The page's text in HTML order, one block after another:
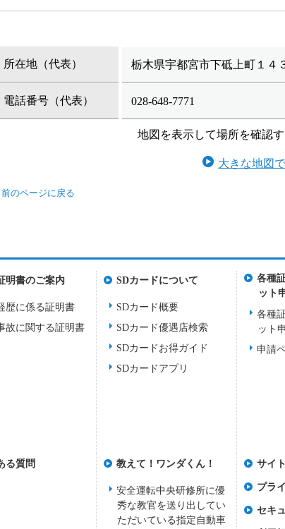
所在地（代表） 栃木県宇都宮市下砥上町１４
電話番号（代表） 028-648-7771
地図を表示して場所を確認
大きな地図
明書のご案内
歴に係る証明書
故に関する証明書
SDカードについて
SDカード概要
SDカード優遇店検索
SDカードお得ガイド
SDカードアプリ
各種
ット
各種
ット
申請
る質問 教えて！ワンダくん！
安全運転中央研修所に優
秀な教官を送り出してい
ただいている指定自動車
サイ
プラ
セキ